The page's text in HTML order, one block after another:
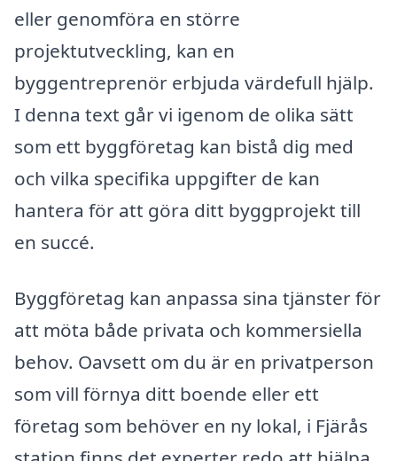
eller genomföra en större
projektutveckling, kan en
byggentreprenör erbjuda värdefull hjälp.
I denna text går vi igenom de olika sätt
som ett byggföretag kan bistå dig med
och vilka specifika uppgifter de kan
hantera för att göra ditt byggprojekt till
en succé.
Byggföretag kan anpassa sina tjänster för
att möta både privata och kommersiella
behov. Oavsett om du är en privatperson
som vill förnya ditt boende eller ett
företag som behöver en ny lokal, i Fjärås